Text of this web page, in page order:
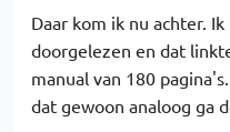
Daar kom ik nu achter.
doorgelezen en dat
manual van 180
dat gewoon analoog ga